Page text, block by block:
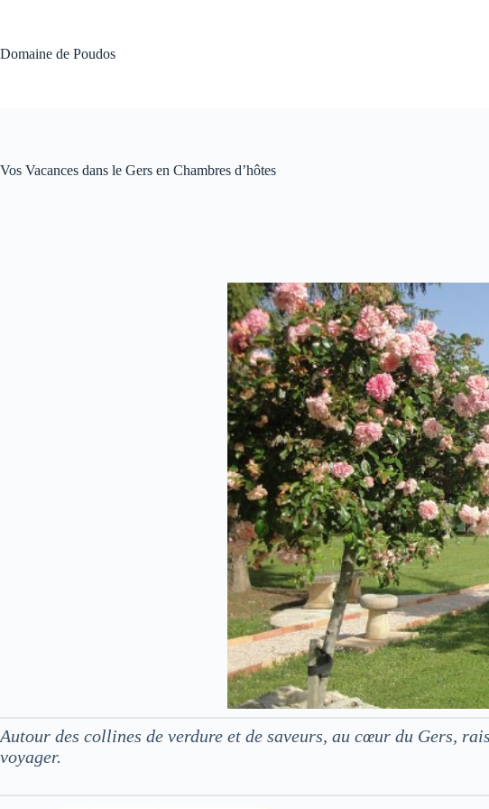
Domaine de Poudos
Vos Vacances dans le Gers en Chambres d’hôtes
Autour des collines de verdure et de saveurs, au cœur du Gers,
voyager.